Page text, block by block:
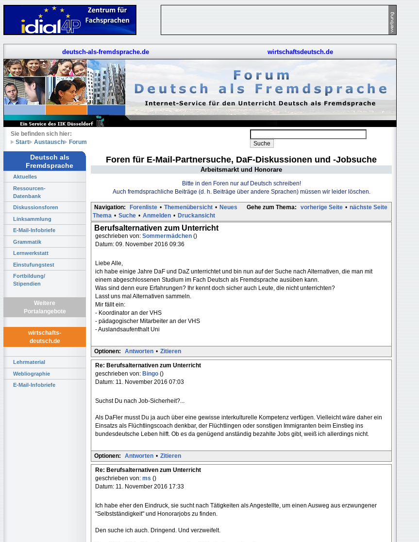
deutsch-als-fremdsprache.de wirtschaftsdeutsch.de
Sie befinden sich hier:
Start
Austausch Forum
Deutsch als
Fremdsprache
Aktuelles
Ressourcen-
Datenbank
Diskussionsforen
Linksammlung
E-Mail-Infobriefe
Grammatik
Lernwerkstatt
Einstufungstest
Fortbildung/
Stipendien
Weitere
Portalangebote
wirtschafts-
deutsch.de
Lehrmaterial
Webliographie
E-Mail-Infobriefe
Foren für E-Mail-Partnersuche, DaF-Diskussionen und -Jobsuche
Arbeitsmarkt und Honorare
Bitte in den Foren nur auf Deutsch schreiben!
Auch fremdsprachliche Beiträge (d. h. Beiträge über andere Sprachen) müssen wir leider löschen.
Gehe zum Thema: vorherige Seite • nächste Seite
Navigation: Forenliste • Themenübersicht • Neues
Thema • Suche • Anmelden • Druckansicht
Berufsalternativen zum Unterricht
geschrieben von: Sommermädchen ()
Datum: 09. November 2016 09:36
Liebe Alle,
ich habe einige Jahre DaF und DaZ unterrichtet und bin nun auf der Suche nach Alternativen, die man mit
einem abgeschlossenen Studium im Fach Deutsch als Fremdsprache ausüben kann.
Was sind denn eure Erfahrungen? Ihr kennt doch sicher auch Leute, die nicht unterrichten?
Lasst uns mal Alternativen sammeln.
Mir fällt ein:
- Koordinator an der VHS
- pädagogischer Mitarbeiter an der VHS
- Auslandsaufenthalt Uni
Optionen: Antworten • Zitieren
Re: Berufsalternativen zum Unterricht
geschrieben von: Bingo ()
Datum: 11. November 2016 07:03
Suchst Du nach Job-Sicherheit?...
Als DaFler musst Du ja auch über eine gewisse interkulturelle Kompetenz verfügen. Vielleicht wäre daher ein
Einsatzs als Flüchtlingscoach denkbar, der Flüchtlingen oder sonstigen Immigranten beim Einstieg ins
bundesdeutsche Leben hilft. Ob es da genügend anständig bezahlte Jobs gibt, weiß ich allerdings nicht.
Optionen: Antworten • Zitieren
Re: Berufsalternativen zum Unterricht
geschrieben von: ms ()
Datum: 11. November 2016 17:33
Ich habe eher den Eindruck, sie sucht nach Tätigkeiten als Angestellte, um einen Ausweg aus erzwungener
"Selbstständigkeit" und Honorarjobs zu finden.
Den suche ich auch. Dringend. Und verzweifelt.